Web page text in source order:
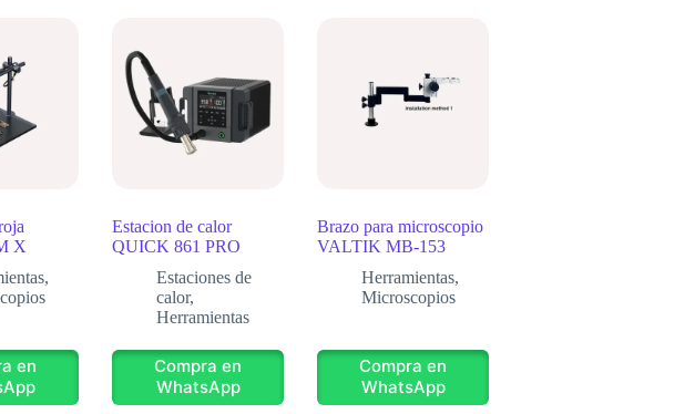
X
,
en
Estacion de calor
QUICK 861 PRO
Estaciones de
calor,
Herramientas
Compra en
WhatsApp
Brazo para microscopio
VALTIK MB-153
Herramientas,
Microscopios
Compra en
WhatsApp